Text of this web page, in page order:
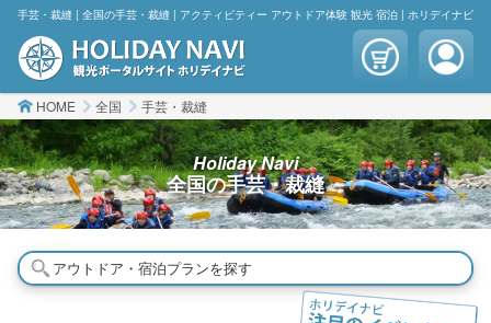
手芸・裁縫 | 全国の手芸・裁縫 | アクティビティー アウトドア体験 観光 宿泊 | ホリデイナビ
HOME 全国 手芸・裁縫
Holiday Navi
全国の手芸・裁縫
アウトドア・宿泊プランを探す